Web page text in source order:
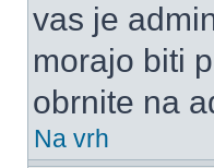
vas je
morajo biti
obrnite na
Na vrh